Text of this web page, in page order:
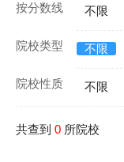
按分数线 不限
院校类型 不限
院校性质 不限
共查到 0 所院校